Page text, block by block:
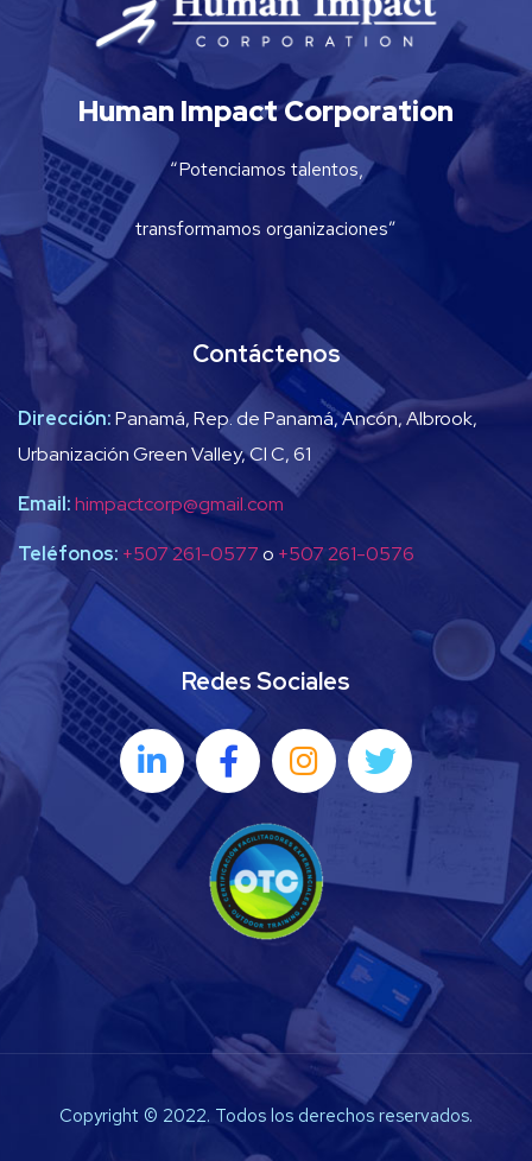
Human Impact Corporation
“Potenciamos talentos,
transformamos organizaciones”
Contáctenos
Dirección:Panamá, Rep. de Panamá, Ancón, Albrook,
Urbanización Green Valley, Cl C, 61
Email:himpactcorp@gmail.com
Teléfonos: +507 261-0577o +507 261-0576
Redes Sociales
Copyright © 2022. Todos los derechos reservados.